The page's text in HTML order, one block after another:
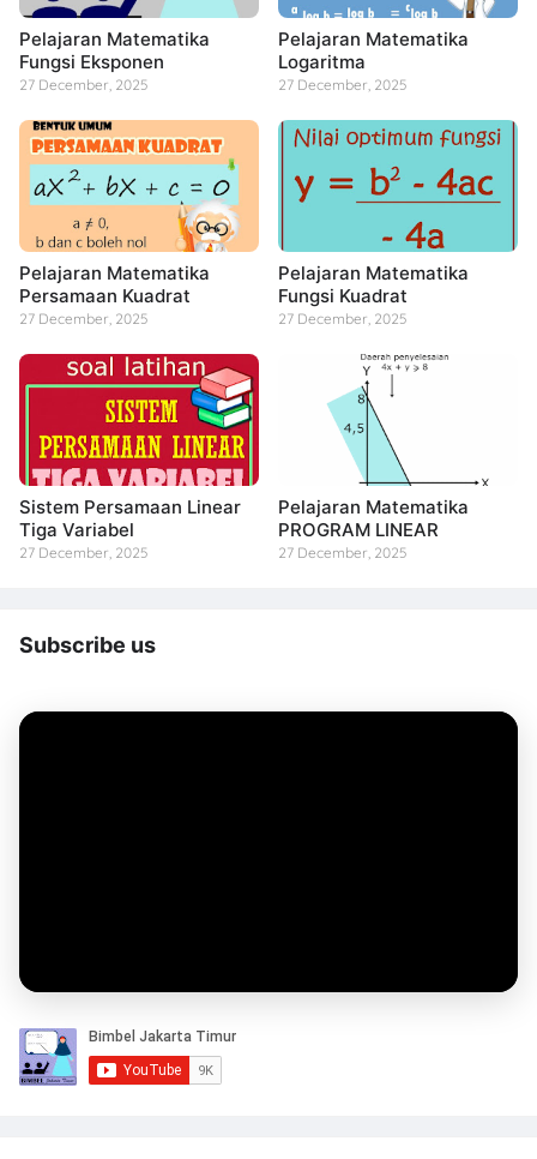
Pelajaran Matematika
Fungsi Eksponen
27 December, 2025
Pelajaran Matematika
Logaritma
27 December, 2025
Pelajaran Matematika
Persamaan Kuadrat
27 December, 2025
Pelajaran Matematika
Fungsi Kuadrat
27 December, 2025
Sistem Persamaan Linear
Tiga Variabel
27 December, 2025
Pelajaran Matematika
PROGRAM LINEAR
27 December, 2025
Subscribe us